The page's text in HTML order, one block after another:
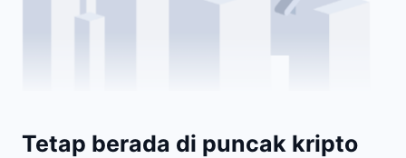
Tetap berada di puncak kripto